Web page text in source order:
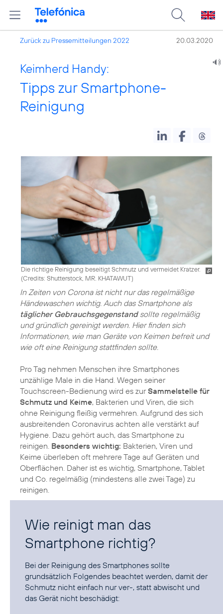
Zurück zu Pressemitteilungen 2022 20.03.2020
Keimherd Handy:
Tipps zur Smartphone-
Reinigung
Die richtige Reinigung beseitigt Schmutz und vermeidet Kratzer.
(Credits: Shutterstock, MR. KHATAWUT)
In Zeiten von Corona ist nicht nur das regelmäßige
Händewaschen wichtig. Auch das Smartphone als
täglicher Gebrauchsgegenstandsollte regelmäßig
und gründlich gereinigt werden. Hier finden sich
Informationen, wie man Geräte von Keimen befreit und
wie oft eine Reinigung stattfinden sollte.
Pro Tag nehmen Menschen ihre Smartphones
unzählige Male in die Hand. Wegen seiner
Touchscreen-Bedienung wird es zurSammelstelle für
Schmutz und Keime, Bakterien und Viren, die sich
ohne Reinigung fleißig vermehren. Aufgrund des sich
ausbreitenden Coronavirus achten alle verstärkt auf
Hygiene. Dazu gehört auch, das Smartphone zu
reinigen. Besonders wichtig: Bakterien, Viren und
Keime überleben oft mehrere Tage auf Geräten und
Oberflächen. Daher ist es wichtig, Smartphone, Tablet
und Co. regelmäßig (mindestens alle zwei Tage) zu
reinigen.
Wie reinigt man das
Smartphone richtig?
Bei der Reinigung des Smartphones sollte
grundsätzlich Folgendes beachtet werden, damit der
Schmutz nicht einfach nur ver-, statt abwischt und
das Gerät nicht beschädigt: